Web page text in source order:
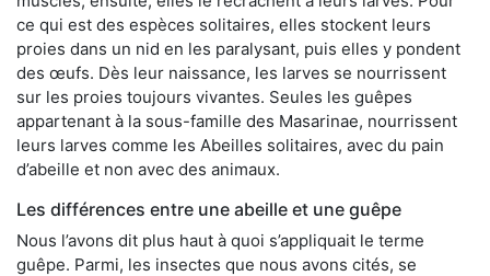
ce qui est des espèces solitaires, elles stockent leurs
proies dans un nid en les paralysant, puis elles y pondent
des œufs. Dès leur naissance, les larves se nourrissent
sur les proies toujours vivantes. Seules les guêpes
appartenant à la sous-famille des Masarinae, nourrissent
leurs larves comme les Abeilles solitaires, avec du pain
d’abeille et non avec des animaux.
Les différences entre une abeille et une guêpe
Nous l’avons dit plus haut à quoi s’appliquait le terme
guêpe. Parmi, les insectes que nous avons cités, se